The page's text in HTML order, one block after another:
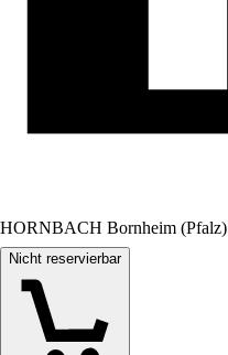
HORNBACH Bornheim (Pfalz)
Nicht reservierbar